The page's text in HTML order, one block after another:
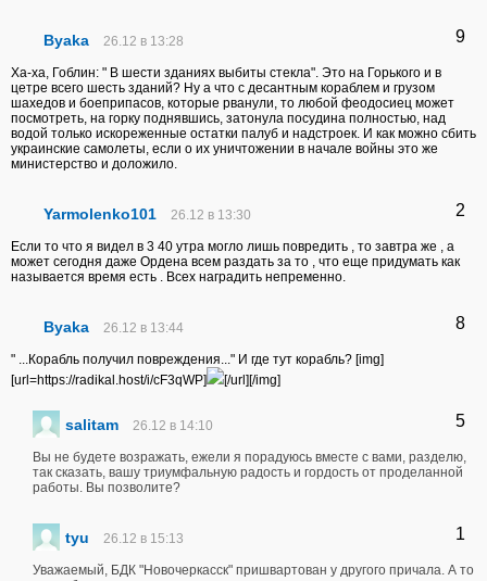
Byaka 26.12 в 13:28 9
Ха-ха, Гоблин: " В шести зданиях выбиты стекла". Это на Горького и в
цетре всего шесть зданий? Ну а что с десантным кораблем и грузом
шахедов и боеприпасов, которые рванули, то любой феодосиец может
посмотреть, на горку поднявшись, затонула посудина полностью, над
водой только искореженные остатки палуб и надстроек. И как можно сбить
украинские самолеты, если о их уничтожении в начале войны это же
министерство и доложило.
Yarmolenko101 26.12 в 13:30 2
Если то что я видел в 3 40 утра могло лишь повредить , то завтра же , а
может сегодня даже Ордена всем раздать за то , что еще придумать как
называется время есть . Всех наградить непременно.
Byaka 26.12 в 13:44 8
" ...Корабль получил повреждения..." И где тут корабль? [img]
[url=https://radikal.host/i/cF3qWP]
[/url][/img]
sаlitam 26.12 в 14:10 5
Вы не будете возражать, ежели я порадуюсь вместе с вами, разделю,
так сказать, вашу триумфальную радость и гордость от проделанной
работы. Вы позволите?
tyu 26.12 в 15:13 1
Уважаемый, БДК "Новочеркасск" пришвартован у другого причала. А то